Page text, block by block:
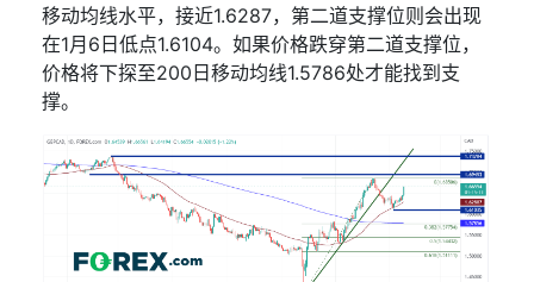
移动均线水平，接近1.6287，第二道支撑位则会出现
在1月 6 日低点1.6104。如果价格跌穿第二道支撑位，
价格将下探至200 日移动均线1.5786处才能找到支
撑。